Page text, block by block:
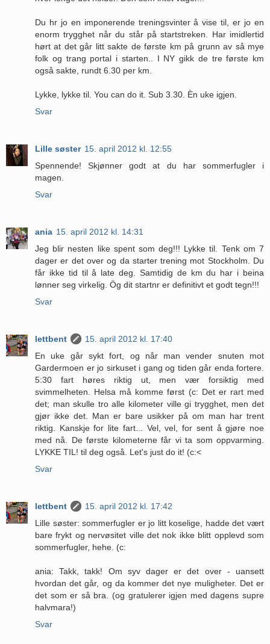
Du hr jo en imponerende treningsvinter å vise til, er jo en
enorm trygghet når du står på startstreken. Har imidlertid
hørt at det går litt sakte de første km på grunn av så mye
folk og trang portal i starten.. I NY gikk de tre første km
også sakte, rundt 6.30 per km.
Lykke, lykke til. You can do it. Sub 3.30. Èn uke igjen.
Svar
Lille søster 15. april 2012 kl. 12:55
Spennende! Skjønner godt at du har sommerfugler i
magen.
Svar
ania 15. april 2012 kl. 14:31
Jeg blir nesten like spent som deg!!! Lykke til. Tenk om 7
dager er det over og da starter trening mot Stockholm. Du
får ikke tid til å late deg. Samtidig de km du har i beina
lønner seg virkelig. Ög dit startnr er definitivt et godt tegn!!!
Svar
lettbent
15. april 2012 kl. 17:40
En uke går sykt fort, og når man vender snuten mot
Gardermoen er jo sirkuset i gang og tiden går enda fortere.
5:30 fart høres riktig ut, men vær forsiktig med
svimmelheten. Helsa må komme først (c: Det er rart med
det; man skulle tro alle kilometer ville gi trygghet, men det
gjør ikke det. Man er bare usikker på om man har trent
riktig. Kanskje for lite fart... Vel, vel, for sent å gjøre noe
med nå. De første kilometerne får vi ta som oppvarming.
LYKKE TIL! til deg også. Let's just do it! (c:<
Svar
lettbent
15. april 2012 kl. 17:42
Lille søster: sommerfugler er jo litt koselige, hadde det vært
bare frykt og nervøsitet ville det nok ikke blitt opplevd som
sommerfugler, hehe. (c:
ania: Takk, takk! Om syv dager er det over - uansett
hvordan det går, og da kommer det nye muligheter. Det er
det som er så bra. (og gratulerer igjen med dagens supre
halvmara!)
Svar